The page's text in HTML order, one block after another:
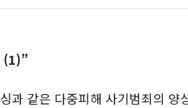
(1)”
과 같은 다중피해 사기범죄의 양